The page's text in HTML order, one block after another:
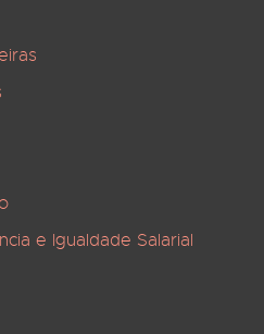
e Igualdade Salarial